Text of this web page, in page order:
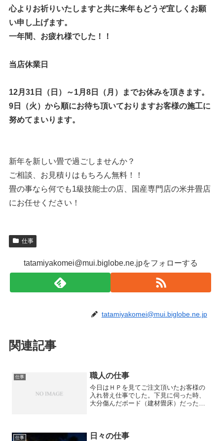
心よりお祈りいたしますと共に来年もどうぞ宜しくお願
い申し上げます。
一年間、お疲れ様でした！！
当店休業日
12月31日（日）～1月8日（月）までお休みを頂きます。
9日（火）から順にお待ち頂いておりますお客様の施工に
努めてまいります。
新年を新しい畳で過ごしませんか？
ご相談、お見積りはもちろん無料！！
畳の事なら何でも1級技能士の店、国産専門店の米井畳店
にお任せください！
仕事
tatamiyakomei@mui.biglobe.ne.jpをフォローする
tatamiyakomei@mui.biglobe.ne.jp
関連記事
仕事 職人の仕事
今日はＨＰを見てご注文頂いたお客様の
入れ替え仕事でした。下見に伺った時、
大分傷んだボード（建材畳床）だったの
素人（インチキ）業者がや...
仕事 日々の仕事